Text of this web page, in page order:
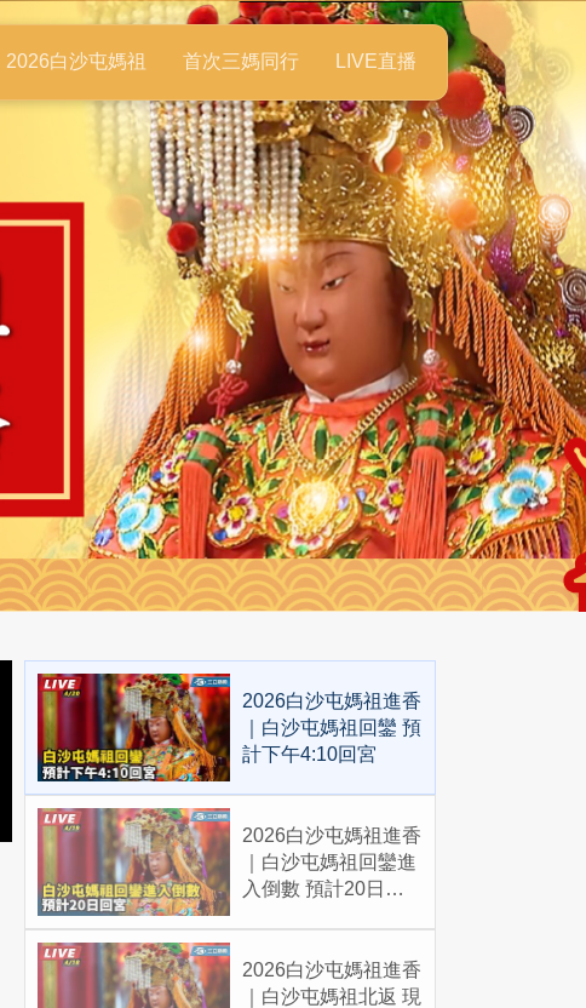
2026白沙屯媽祖 首次三媽同行 LIVE直播
2026白沙屯媽祖進香
｜白沙屯媽祖回鑾 預
計下午4:10回宮
2026白沙屯媽祖進香
｜白沙屯媽祖回鑾進
入倒數 預計20日回
2026白沙屯媽祖進香
｜白沙屯媽祖北返 現